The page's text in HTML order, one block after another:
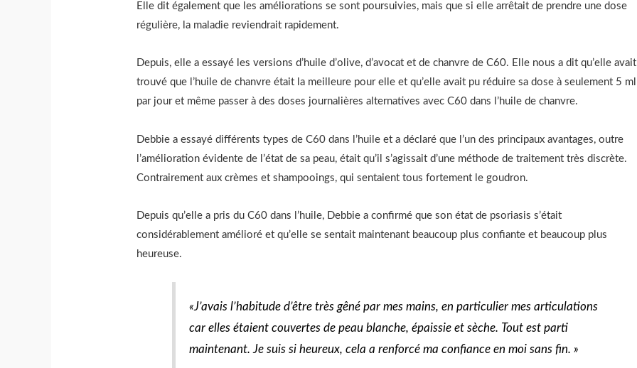
Elle dit également que les améliorations se sont poursuivies, mais que si elle arrêtait de prendre une dose
régulière, la maladie reviendrait rapidement.
Depuis, elle a essayé les versions d’huile d’olive, d’avocat et de chanvre de C60. Elle nous a dit qu’elle avait
trouvé que l’huile de chanvre était la meilleure pour elle et qu’elle avait pu réduire sa dose à seulement 5 ml
par jour et même passer à des doses journalières alternatives avec C60 dans l’huile de chanvre.
Debbie a essayé différents types de C60 dans l’huile et a déclaré que l’un des principaux avantages, outre
l’amélioration évidente de l’état de sa peau, était qu’il s’agissait d’une méthode de traitement très discrète.
Contrairement aux crèmes et shampooings, qui sentaient tous fortement le goudron.
Depuis qu’elle a pris du C60 dans l’huile, Debbie a confirmé que son état de psoriasis s’était
considérablement amélioré et qu’elle se sentait maintenant beaucoup plus confiante et beaucoup plus
heureuse.
«J’avais l’habitude d’être très gêné par mes mains, en particulier mes articulations
car elles étaient couvertes de peau blanche, épaissie et sèche. Tout est parti
maintenant. Je suis si heureux, cela a renforcé ma confiance en moi sans fin. »